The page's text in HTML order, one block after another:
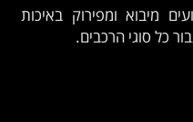
מיבוא ומפירוק באיכות
כל סוגי הרכבים.